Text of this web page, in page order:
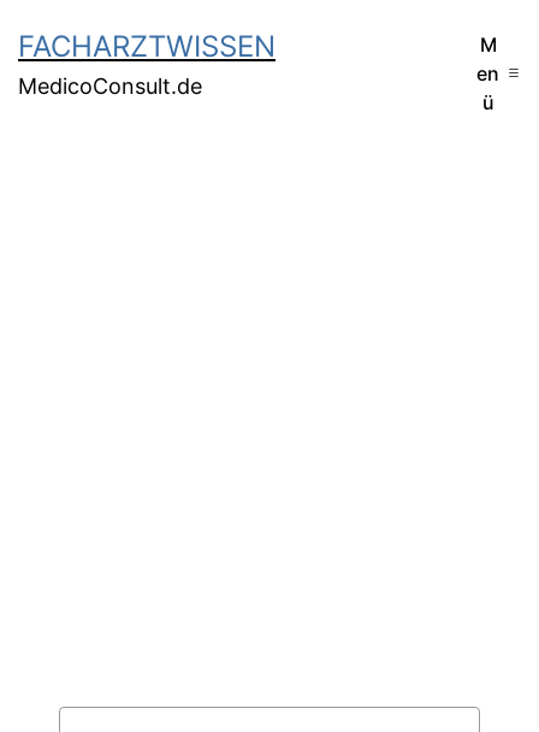
FACHARZTWISSEN
MedicoConsult.de
M
en
ü